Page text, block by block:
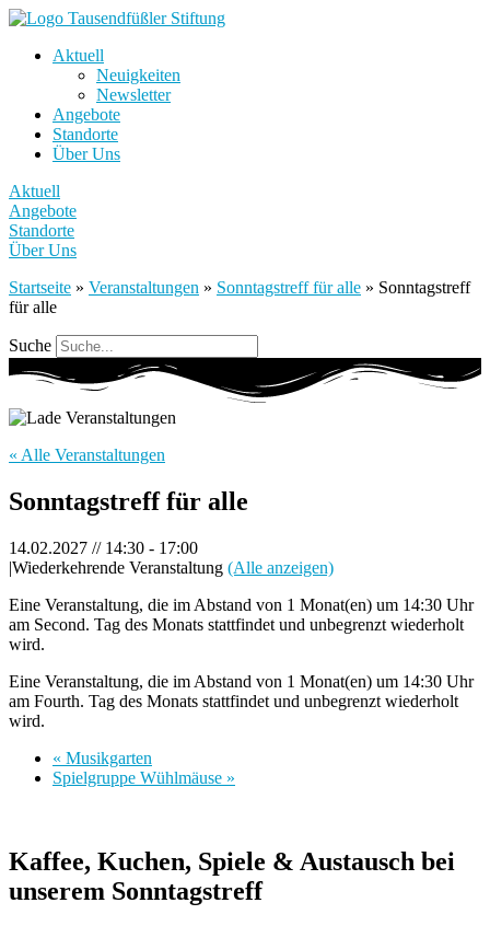
Aktuell
Neuigkeiten
Newsletter
Angebote
Standorte
Über Uns
Aktuell
Angebote
Standorte
Über Uns
Startseite » Veranstaltungen » Sonntagstreff für alle » Sonntagstreff
für alle
Suche
« Alle Veranstaltungen
Sonntagstreff für alle
14.02.2027 // 14:30 - 17:00
|Wiederkehrende Veranstaltung (Alle anzeigen)
Eine Veranstaltung, die im Abstand von 1 Monat(en) um 14:30 Uhr
am Second. Tag des Monats stattfindet und unbegrenzt wiederholt
wird.
Eine Veranstaltung, die im Abstand von 1 Monat(en) um 14:30 Uhr
am Fourth. Tag des Monats stattfindet und unbegrenzt wiederholt
wird.
« Musikgarten
Spielgruppe Wühlmäuse »
Kaffee, Kuchen, Spiele & Austausch bei
unserem Sonntagstreff